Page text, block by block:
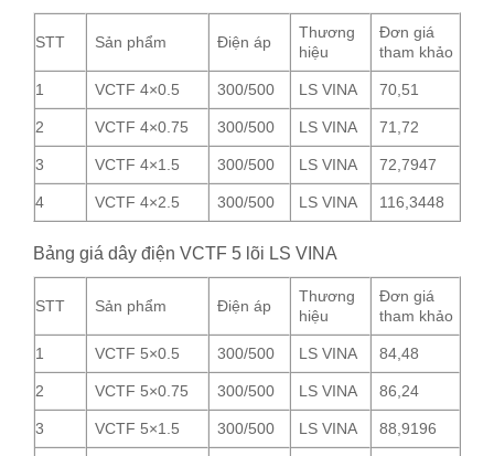
STT Sản phẩm Điện áp
Thương
hiệu
Đơn giá
tham khảo
1 VCTF 4×0.5 300/500 LS VINA 70,51
2 VCTF 4×0.75 300/500 LS VINA 71,72
3 VCTF 4×1.5 300/500 LS VINA 72,7947
4 VCTF 4×2.5 300/500 LS VINA 116,3448
Bảng giá dây điện VCTF 5 lõi LS VINA
STT Sản phẩm Điện áp
Thương
hiệu
Đơn giá
tham khảo
1 VCTF 5×0.5 300/500 LS VINA 84,48
2 VCTF 5×0.75 300/500 LS VINA 86,24
3 VCTF 5×1.5 300/500 LS VINA 88,9196